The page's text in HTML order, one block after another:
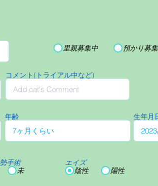
里親募集中 預かり募
コメント(トライアル中など)
年齢 生年月
手術
未
エイズ
陰性
陽性